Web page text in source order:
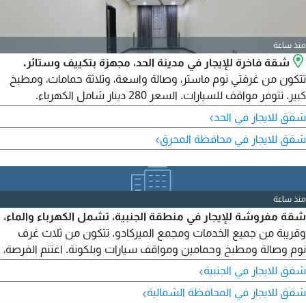
منذ ساعة
شقة فاخرة للإيجار في مدينة الحد، مجهزة بتكييف وستائر.
تتكون من غرفتي نوم ماستر، وصالة واسعة، وثلاثة حمامات، ومطبخ
كبير. تتوفر مواقف للسيارات. السعر 280 دينار شامل الكهرباء.
للتواصل، يرجى الاتصال
شقق للايجار في الحد›
شقق للايجار في محافظة المحرق›
منذ ساعة
شقة مفروشة للإيجار في منطقة الجنبية، تشمل الكهرباء والماء،
وقريبة من جميع الخدمات ومجمع الميركادو. تتكون من ثلاث غرف
نوم وصالة ومطبخ وحمامين ومواقف سيارات وبلكونة. اغتنم الفرصة،
الإيجار نهائي 250 دينار. فرصة ممتازة للعائلات. ملاحظة: ستكون
الشقة جاهزة في 15 أغسطس. للجادين فقط التواصل.
شقق للايجار في الجنبية›
شقق للايجار في المحافظة الشمالية›